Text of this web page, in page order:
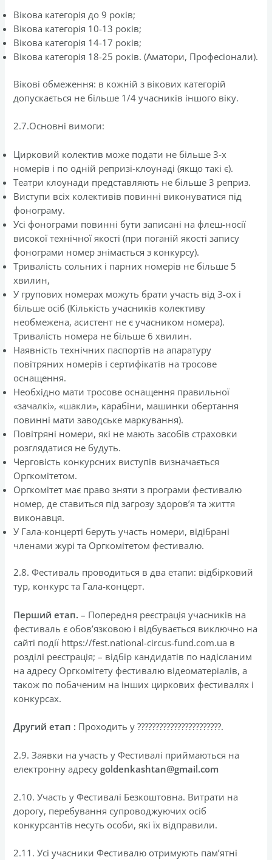
Вікова категорія до 9 років;
Вікова категорія 10-13 років;
Вікова категорія 14-17 років;
Вікова категорія 18-25 років. (Аматори, Професіонали).
Вікові обмеження: в кожній з вікових категорій
допускається не більше 1/4 учасників іншого віку.
2.7.Основні вимоги:
Цирковий колектив може подати не більше 3-х
номерів і по одній репризі-клоунаді (якщо такі є).
Театри клоунади представляють не більше 3 реприз.
Виступи всіх колективів повинні виконуватися під
фонограму.
Усі фонограми повинні бути записані на флеш-носії
високої технічної якості (при поганій якості запису
фонограми номер знімається з конкурсу).
Тривалість сольних і парних номерів не більше 5
хвилин,
У групових номерах можуть брати участь від 3-ох і
більше осіб (Кількість учасників колективу
необмежена, асистент не є учасником номера).
Тривалість номера не більше 6 хвилин.
Наявність технічних паспортів на апаратуру
повітряних номерів і сертифікатів на тросове
оснащення.
Необхідно мати тросове оснащення правильної
«зачалкі», «шакли», карабіни, машинки обертання
повинні мати заводське маркування).
Повітряні номери, які не мають засобів страховки
розглядатися не будуть.
Черговість конкурсних виступів визначається
Оргкомітетом.
Оргкомітет має право зняти з програми фестивалю
номер, де ставиться під загрозу здоров’я та життя
виконавця.
У Гала-концерті беруть участь номери, відібрані
членами журі та Оргкомітетом фестивалю.
2.8. Фестиваль проводиться в два етапи: відбірковий
тур, конкурс та Гала-концерт.
Перший етап. – Попередня реєстрація учасників на
фестиваль є обов’язковою і відбувається виключно на
сайті події https://fest.national-circus-fund.com.ua в
розділі реєстрація; – відбір кандидатів по надісланим
на адресу Оргкомітету фестивалю відеоматеріалів, а
також по побаченим на інших циркових фестивалях і
конкурсах.
Другий етап : Проходить у ???????????????????????.
2.9. Заявки на участь у Фестивалі приймаються на
електронну адресуgoldenkashtan@gmail.com
2.10. Участь у Фестивалі Безкоштовна. Витрати на
дорогу, перебування супроводжуючих осіб
конкурсантів несуть особи, які їх відправили.
2.11. Усі учасники Фестивалю отримують пам’ятні